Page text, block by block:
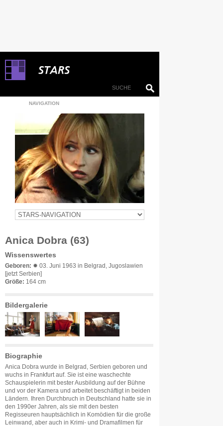
NAVIGATION
Anica Dobra (63)
Wissenswertes
Geboren: ✹ 03. Juni 1963 in Belgrad, Jugoslawien
[jetzt Serbien]
Größe: 164 cm
Bildergalerie
Biographie
Anica Dobra wurde in Belgrad, Serbien geboren und
wuchs in Frankfurt auf. Sie ist eine waschechte
Schauspielerin mit bester Ausbildung auf der Bühne
und vor der Kamera und arbeitet beschäftigt in beiden
Ländern. Ihren Durchbruch in Deutschland hatte sie in
den 1990er Jahren, als sie mit den besten
Regisseuren hauptsächlich in Komödien für die große
Leinwand, aber auch in Krimi- und Dramafilmen für